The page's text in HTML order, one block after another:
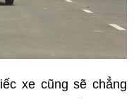
xe cũng sẽ chẳng